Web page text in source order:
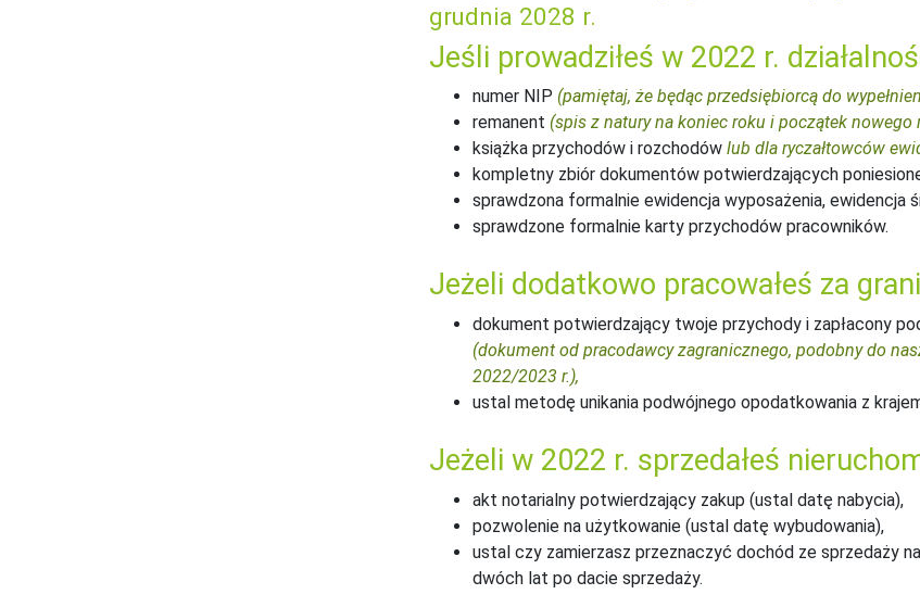
grudnia 2028 r.
Jeśli prowadziłeś w 2022 r.
numer NIP (pamiętaj, że będąc przedsiębiorcą do
remanent (spis z natury na koniec roku i początek
książka przychodów i rozchodów lub dla ryczałtowców
kompletny zbiór dokumentów potwierdzających
sprawdzona formalnie ewidencja wyposażenia, ewidencja
sprawdzone formalnie karty przychodów pracowników.
Jeżeli dodatkowo pracowałeś za
dokument potwierdzający twoje przychody i zapłacony
(dokument od pracodawcy zagranicznego, podobny do
2022/2023 r.),
ustal metodę unikania podwójnego opodatkowania z
Jeżeli w 2022 r. sprzedałeś
akt notarialny potwierdzający zakup (ustal datę nabycia),
pozwolenie na użytkowanie (ustal datę wybudowania),
ustal czy zamierzasz przeznaczyć dochód ze sprzedaży
dwóch lat po dacie sprzedaży.